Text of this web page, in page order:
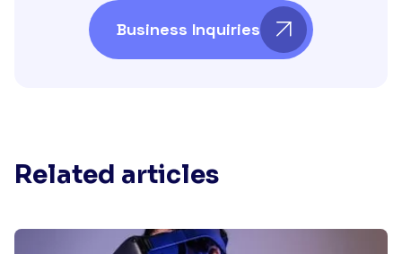
Business Inquiries
Related articles